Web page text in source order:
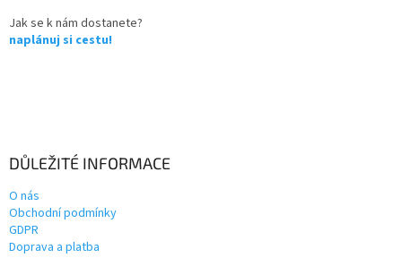
Jak se k nám dostanete?
naplánuj si cestu!
DŮLEŽITÉ INFORMACE
O nás
Obchodní podmínky
GDPR
Doprava a platba